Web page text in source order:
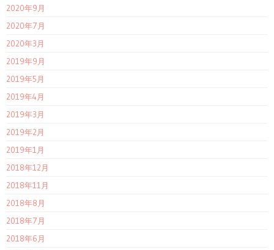
2020年9月
2020年7月
2020年3月
2019年9月
2019年5月
2019年4月
2019年3月
2019年2月
2019年1月
2018年12月
2018年11月
2018年8月
2018年7月
2018年6月